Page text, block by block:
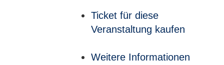
Ticket für diese
Veranstaltung kaufen
Weitere Informationen